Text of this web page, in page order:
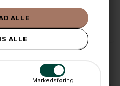
Markedsføring
(24/7)
IDÉER